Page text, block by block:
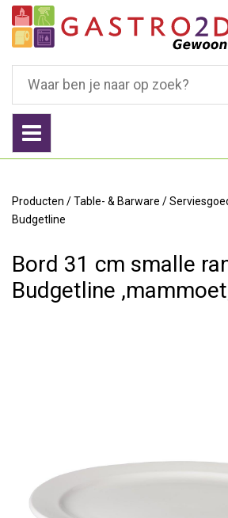
Producten /Table- & Barware /
Budgetline
Bord 31 cm smalle
Budgetline